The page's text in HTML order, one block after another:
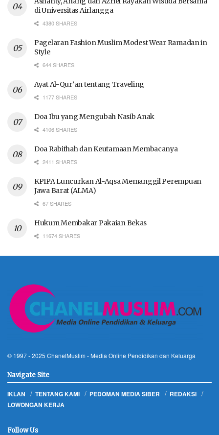
di Universitas Airlangga
4380 SHARES
Pagelaran Fashion Muslim Modest Wear Ramadan in
Style
644 SHARES
Ayat Al-Qur’an tentang Traveling
1177 SHARES
Doa Ibu yang Mengubah Nasib Anak
4106 SHARES
Doa Rabithah dan Keutamaan Membacanya
2411 SHARES
KPIPA Luncurkan Al-Aqsa Memanggil Perempuan
Jawa Barat (ALMA)
67 SHARES
Hukum Membakar Pakaian Bekas
11674 SHARES
© 1997 - 2025 ChanelMuslim - Media Online Pendidikan dan Keluarga
Navigate Site
IKLAN TENTANG KAMI PEDOMAN MEDIA SIBER
REDAKSI
LOWONGAN KERJA
Follow Us